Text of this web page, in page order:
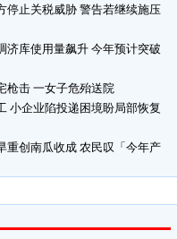
停止关税威胁 警告若继续施压
济库使用量飙升 今年预计突破
枪击 一女子危殆送院
小企业陷投递困境盼局部恢复
重创南瓜收成 农民叹「今年产